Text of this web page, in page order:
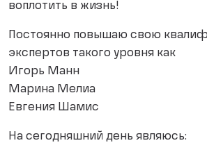
воплотить в жизнь!
Постоянно повышаю свою
экспертов такого уровня как
Игорь Манн
Марина Мелиа
Евгения Шамис
На сегодняшний день являюсь: